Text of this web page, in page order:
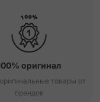
оригинал
товары от
брендов